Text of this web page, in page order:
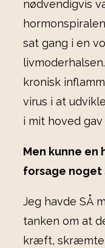
nødvendigvis
sat gang i en
kronisk
virus i at
i mit hoved
Men kunne en
forsage noget
Jeg havde SÅ
tanken om at
kræft, skræmte